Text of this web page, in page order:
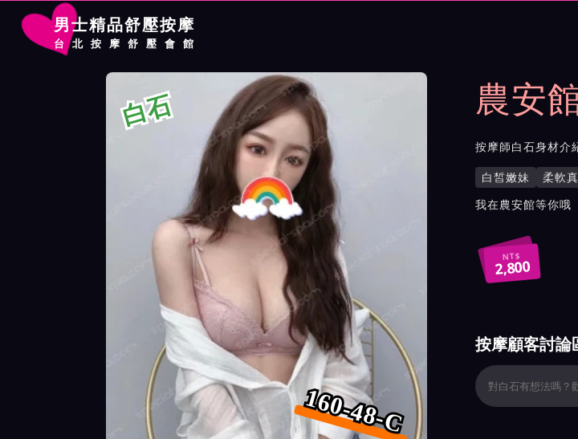
男士精品舒壓按摩
台北按摩舒壓會館
農安館按摩師白石詳細介紹
農安
按摩師白石身材介
按摩師白石
白皙嫩妹 柔軟
按摩師白
我在農安館等你哦
NT$
2,800
農安館按摩師白石照片展示與影片介紹及客戶評價截
白石
160-48-C
按摩顧客討論